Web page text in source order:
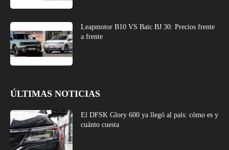
Leapmotor B10 VS Baic BJ 30: Precios frente
a frente
ÚLTIMAS NOTICIAS
El DFSK Glory 600 ya llegó al país: cómo es y
cuánto cuesta